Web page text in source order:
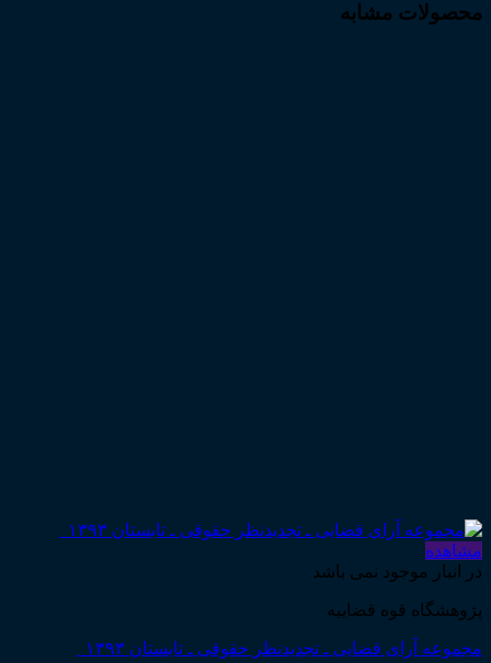
محصولات مشابه
مشاهده
در انبار موجود نمی باشد
پژوهشگاه قوه قضاییه
مجموعه آرای قضایی ـ تجدیدنظر حقوقی ـ تابستان ۱۳۹۳